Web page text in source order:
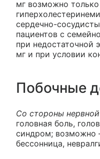
мг возможно
сердечно-
пациентов с
при недостаточной
мг и при условии
Побочные
Со стороны
головная боль,
синдром; возможно
бессонница,